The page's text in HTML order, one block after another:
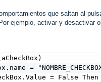
que saltan al
ejemplo, activar y desactivar
=
= False Then